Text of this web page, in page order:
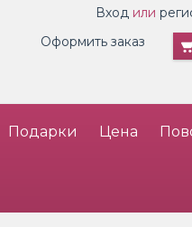
Вход или
Оформить заказ
Подарки Цена